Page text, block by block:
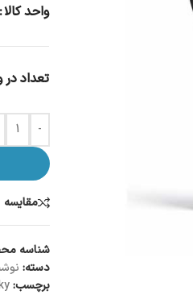
واحد کالا
تعداد در
-
مقایسه
شناسه
دسته:
برچسب: